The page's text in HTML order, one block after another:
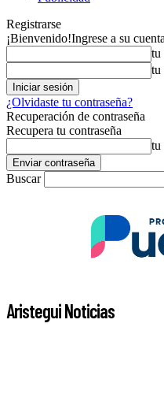
Registrarse
¡Bienvenido!Ingrese a su cuenta
tu
tu
¿Olvidaste tu contraseña?
Recuperación de contraseña
Recupera tu contraseña
tu
Buscar
Aristegui Noticias